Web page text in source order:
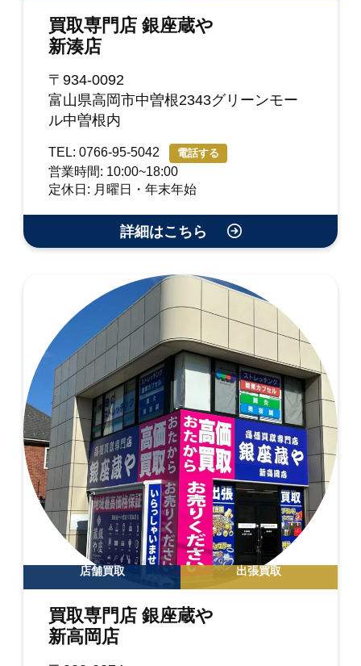
買取専門店 銀座蔵や
新湊店
〒934-0092
富山県高岡市中曽根2343グリーンモー
ル中曽根内
TEL: 0766-95-5042 電話する
営業時間: 10:00~18:00
定休日: 月曜日・年末年始
詳細はこちら
店舗買取 出張買取
買取専門店 銀座蔵や
新高岡店